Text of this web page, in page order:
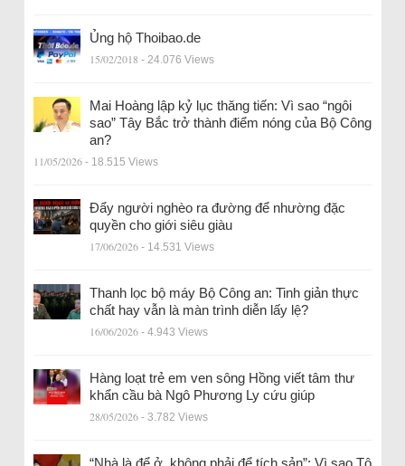
Ủng hộ Thoibao.de
15/02/2018 - 24.076 Views
Mai Hoàng lập kỷ lục thăng tiến: Vì sao “ngôi
sao” Tây Bắc trở thành điểm nóng của Bộ Công
an?
11/05/2026 - 18.515 Views
Đẩy người nghèo ra đường để nhường đặc
quyền cho giới siêu giàu
17/06/2026 - 14.531 Views
Thanh lọc bộ máy Bộ Công an: Tinh giản thực
chất hay vẫn là màn trình diễn lấy lệ?
16/06/2026 - 4.943 Views
Hàng loạt trẻ em ven sông Hồng viết tâm thư
khẩn cầu bà Ngô Phương Ly cứu giúp
28/05/2026 - 3.782 Views